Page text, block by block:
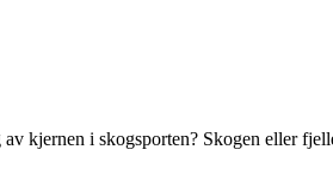
kjernen i skogsporten? Skogen eller